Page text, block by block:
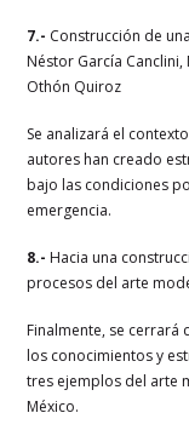
7.- Construcción de
Néstor García Canclini,
Othón Quiroz
Se analizará el
autores han creado
bajo las condiciones
emergencia.
8.- Hacia una
procesos del arte
Finalmente, se cerrará
los conocimientos y
tres ejemplos del arte
México.